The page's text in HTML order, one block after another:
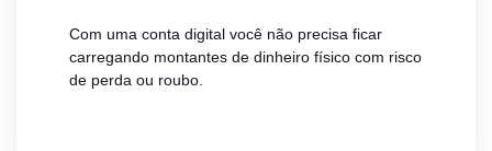
Com uma conta digital você não precisa ficar
carregando montantes de dinheiro físico com risco
de perda ou roubo.